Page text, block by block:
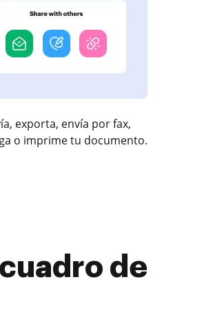
exporta, envía por fax,
o imprime tu documento.
de